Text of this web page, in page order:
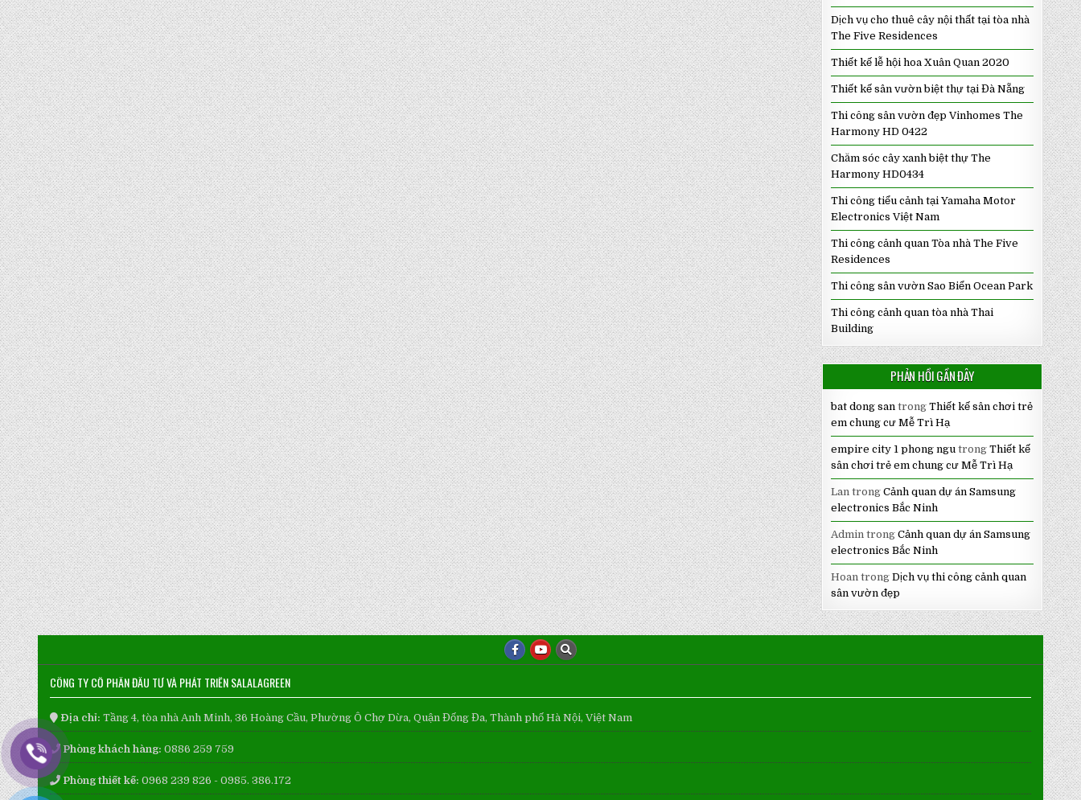
Dịch vụ cho thuê cây nội thất tại tòa nhà
The Five Residences
Thiết kế lễ hội hoa Xuân Quan 2020
Thiết kế sân vườn biệt thự tại Đà Nẵng
Thi công sân vườn đẹp Vinhomes The
Harmony HD 0422
Chăm sóc cây xanh biệt thự The
Harmony HD0434
Thi công tiểu cảnh tại Yamaha Motor
Electronics Việt Nam
Thi công cảnh quan Tòa nhà The Five
Residences
Thi công sân vườn Sao Biển Ocean Park
Thi công cảnh quan tòa nhà Thai
Building
PHẢN HỒI GẦN ĐÂY
bat dong santrong Thiết kế sân chơi trẻ
em chung cư Mễ Trì Hạ
empire city 1 phong ngutrong Thiết kế
sân chơi trẻ em chung cư Mễ Trì Hạ
Lantrong Cảnh quan dự án Samsung
electronics Bắc Ninh
Admintrong Cảnh quan dự án Samsung
electronics Bắc Ninh
Hoantrong Dịch vụ thi công cảnh quan
sân vườn đẹp
CÔNG TY CỔ PHẦN ĐẦU TƯ VÀ PHÁT TRIỂN SALALAGREEN
Địa chỉ: Tầng 4, tòa nhà Anh Minh, 36 Hoàng Cầu, Phường Ô Chợ Dừa, Quận Đống Đa, Thành phố Hà Nội, Việt Nam
Phòng khách hàng: 0886 259 759
Phòng thiết kế: 0968 239 826 - 0985. 386.172